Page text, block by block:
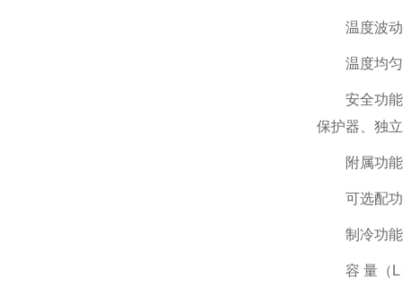
温度波动
温度均匀
安全功能：
保护器、独
附属功能：
可选配功
制冷功能
容 量（L